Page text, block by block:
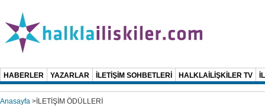
HABERLER YAZARLAR İLETİŞİM SOHBETLERİ HALKLAİLİŞKİLER TV
Anasayfa > İLETİŞİM ÖDÜLLERİ